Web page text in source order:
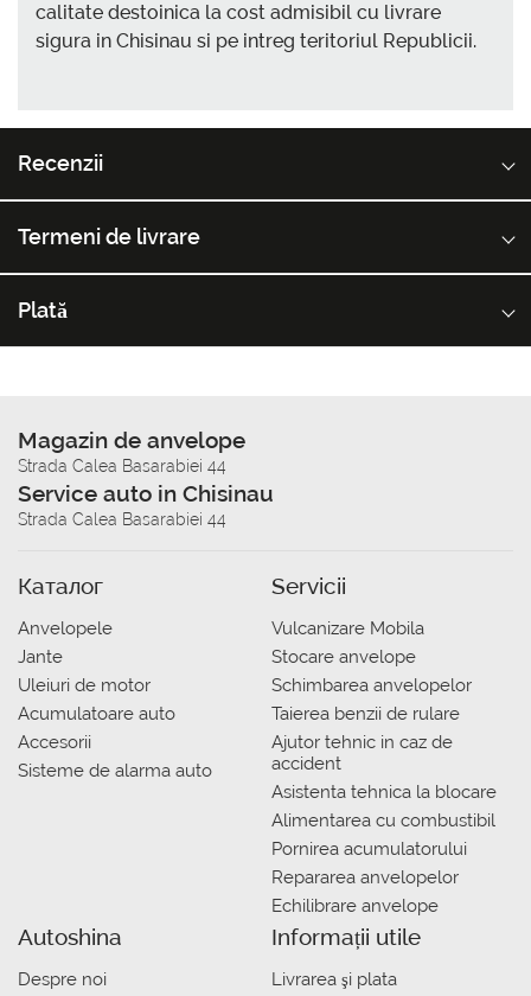
calitate destoinica la cost admisibil cu livrare
sigura in Chisinau si pe intreg teritoriul Republicii.
Recenzii
Termeni de livrare
Plată
Magazin de anvelope
Strada Calea Basarabiei 44
Service auto in Chisinau
Strada Calea Basarabiei 44
Каталог
Anvelopele
Jante
Uleiuri de motor
Acumulatoare auto
Accesorii
Sisteme de alarma auto
Servicii
Vulcanizare Mobila
Stocare anvelope
Schimbarea anvelopelor
Taierea benzii de rulare
Ajutor tehnic in caz de
accident
Asistenta tehnica la blocare
Alimentarea cu combustibil
Pornirea acumulatorului
Repararea anvelopelor
Echilibrare anvelope
Autoshina
Despre noi
Informații utile
Livrarea şi plata